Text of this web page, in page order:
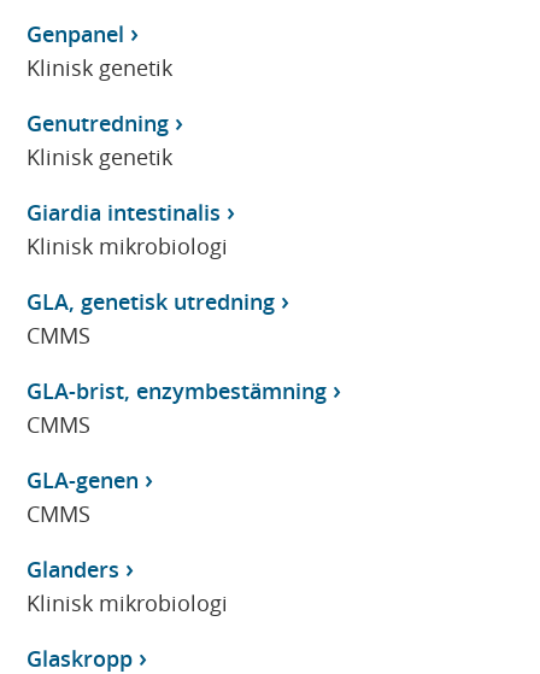
Genpanel
Klinisk genetik
Genutredning
Klinisk genetik
Giardia intestinalis
Klinisk mikrobiologi
GLA, genetisk utredning
CMMS
GLA-brist, enzymbestämning
CMMS
GLA-genen
CMMS
Glanders
Klinisk mikrobiologi
Glaskropp